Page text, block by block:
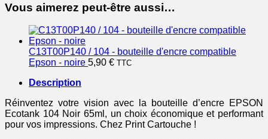
Vous aimerez peut-être aussi…
C13T00P140 / 104 - bouteille d'encre compatible
Epson - noire 5,90 € TTC
Description
Réinventez votre vision avec la bouteille d’encre EPSON
Ecotank 104 Noir 65ml, un choix économique et performant
pour vos impressions. Chez Print Cartouche !